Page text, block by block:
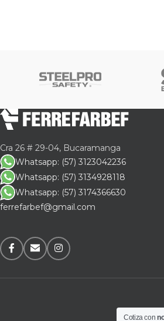
Cra 26 # 29-04, Bucaramanga
Whatsapp: (57) 3123042236
Whatsapp: (57) 3134928118
Whatsapp: (57) 3174366630
ferrefarbef@gmail.com
Cotiza con